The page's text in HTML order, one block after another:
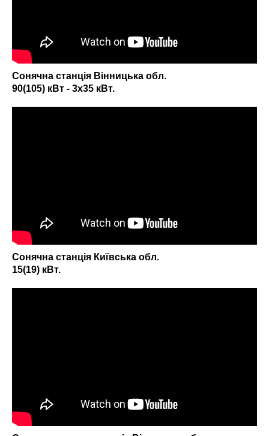
Сонячна станція Вінницька обл.
90(105) кВт - 3х35 кВт.
Сонячна станція Київська обл.
15(19) кВт.